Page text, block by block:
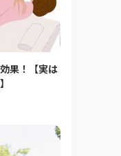
果！【実は